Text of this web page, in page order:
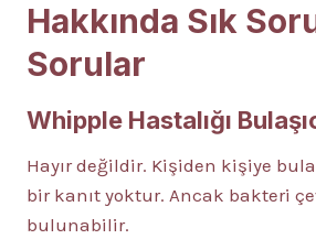
Hakkında Sık
Sorular
Whipple Hastalığı
Hayır değildir. Kişiden kişiye
bir kanıt yoktur. Ancak bakteri
bulunabilir.